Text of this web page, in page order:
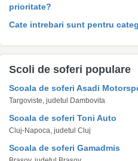
prioritate?
Cate intrebari sunt pentru
Scoli de soferi populare
Scoala de soferi Asadi
Targoviste, judetul Dambovita
Scoala de soferi Toni Auto
Cluj-Napoca, judetul Cluj
Scoala de soferi Gamadmis